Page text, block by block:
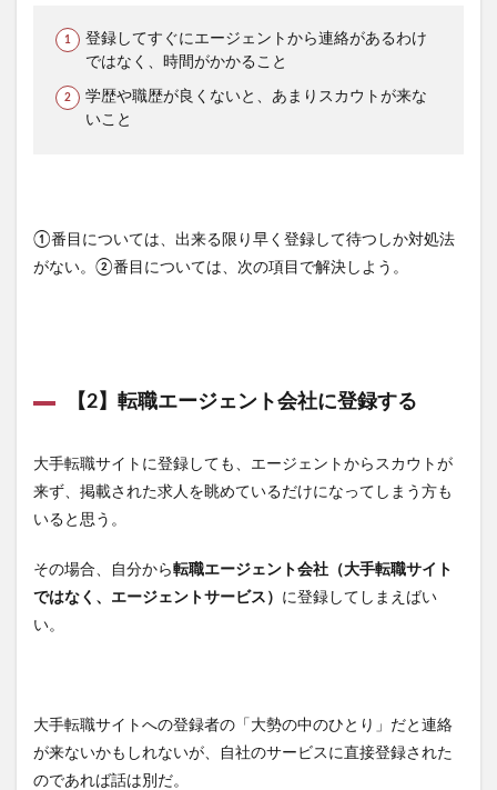
登録してすぐにエージェントから連絡があるわけ
ではなく、時間がかかること
学歴や職歴が良くないと、あまりスカウトが来な
いこと
①番目については、出来る限り早く登録して待つしか対処法
がない。②番目については、次の項目で解決しよう。
【2】転職エージェント会社に登録する
大手転職サイトに登録しても、エージェントからスカウトが
来ず、掲載された求人を眺めているだけになってしまう方も
いると思う。
その場合、自分から転職エージェント会社（大手転職サイト
ではなく、エージェントサービス） に登録してしまえばい
い。
大手転職サイトへの登録者の「大勢の中のひとり」だと連絡
が来ないかもしれないが、自社のサービスに直接登録された
のであれば話は別だ。